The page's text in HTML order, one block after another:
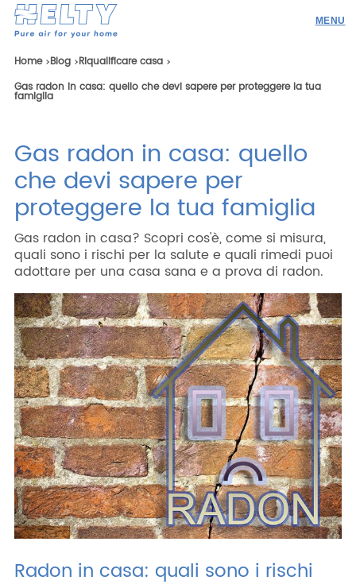
Ricerca
ITA ENG ESP DEU
Azienda
Area riservata
Area riservata CAT
Lavora con noi
SHOP filtri
Prodotti
Professionisti
Realizzazioni
Risorse
Blog
Contatti
Home Blog Riqualificare casa
Gas radon in casa: quello che devi sapere per proteggere la tua
famiglia
Gas radon in casa: quello
che devi sapere per
proteggere la tua famiglia
Gas radon in casa? Scopri cos'è, come si misura,
quali sono i rischi per la salute e quali rimedi puoi
adottare per una casa sana e a prova di radon.
Radon in casa: quali sono i rischi